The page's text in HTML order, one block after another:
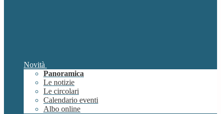
Novità
Panoramica
Le notizie
Le circolari
Calendario eventi
Albo online